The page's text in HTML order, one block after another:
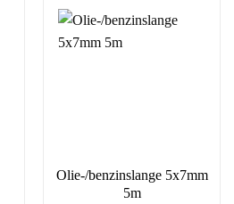
Olie-/benzinslange 5x7mm
5m